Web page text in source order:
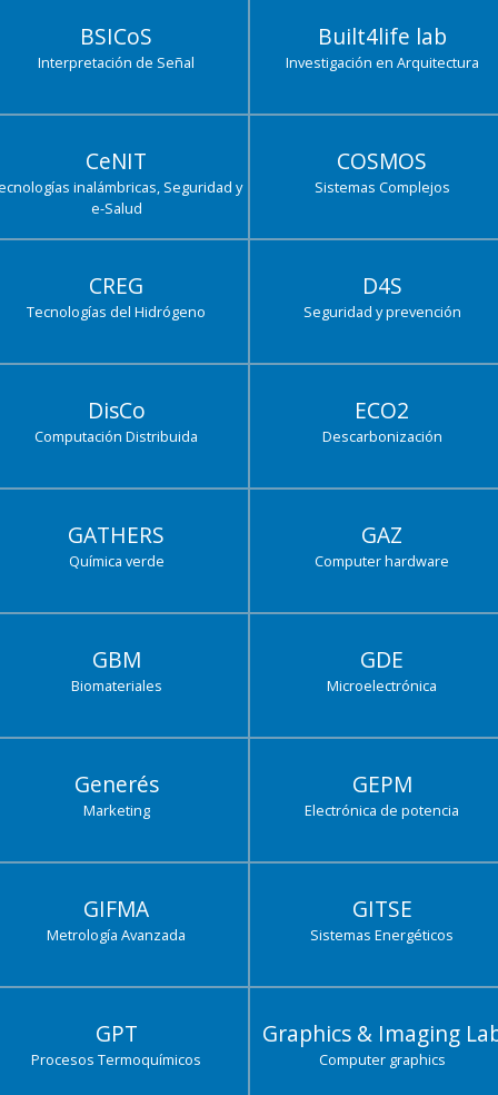
BSICoS
Interpretación de Señal
Built4life lab
Investigación en Arquitectura
CeNIT
inalámbricas, Seguridad y
e-Salud
COSMOS
Sistemas Complejos
CREG
Tecnologías del Hidrógeno
D4S
Seguridad y prevención
DisCo
Computación Distribuida
ECO2
Descarbonización
GATHERS
Química verde
GAZ
Computer hardware
GBM
Biomateriales
GDE
Microelectrónica
Generés
Marketing
GEPM
Electrónica de potencia
GIFMA
Metrología Avanzada
GITSE
Sistemas Energéticos
GPT
Procesos Termoquímicos
Graphics & Imaging
Computer graphics